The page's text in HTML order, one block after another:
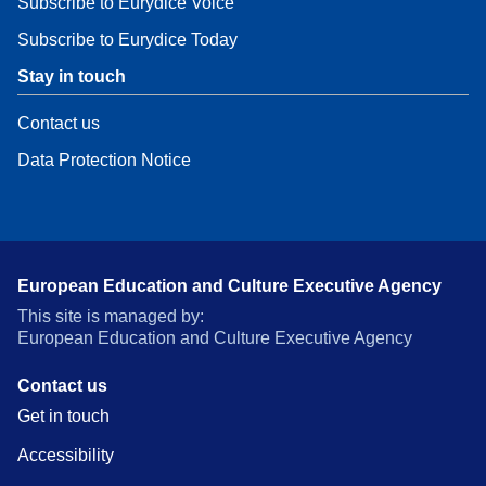
Subscribe to Eurydice Today
Stay in touch
Contact us
Data Protection Notice
European Education and Culture Executive Agency
This site is managed by:
European Education and Culture Executive Agency
Contact us
Get in touch
Accessibility